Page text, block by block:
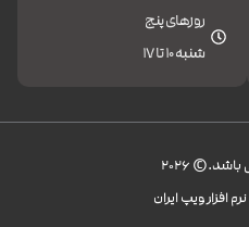
روزهای پنج
شنبه 10 تا 17
2026
ویپ ایران